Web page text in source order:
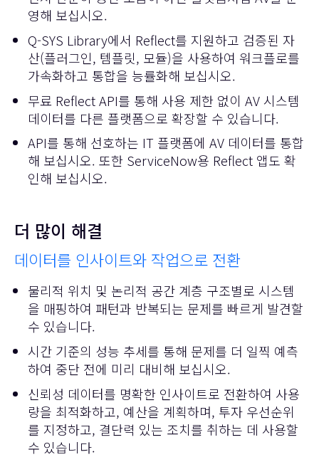
영해 보십시오.
Q-SYS Library에서 Reflect를 지원하고 검증된 자
산(플러그인, 템플릿, 모듈)을 사용하여 워크플로를
가속화하고 통합을 능률화해 보십시오.
무료 Reflect API를 통해 사용 제한 없이 AV 시스템
데이터를 다른 플랫폼으로 확장할 수 있습니다.
API를 통해 선호하는 IT 플랫폼에 AV 데이터를 통합
해 보십시오. 또한 ServiceNow용 Reflect 앱도 확
인해 보십시오.
더 많이 해결
데이터를 인사이트와 작업으로 전환
물리적 위치 및 논리적 공간 계층 구조별로 시스템
을 매핑하여 패턴과 반복되는 문제를 빠르게 발견할
수 있습니다.
시간 기준의 성능 추세를 통해 문제를 더 일찍 예측
하여 중단 전에 미리 대비해 보십시오.
신뢰성 데이터를 명확한 인사이트로 전환하여 사용
량을 최적화하고, 예산을 계획하며, 투자 우선순위
를 지정하고, 결단력 있는 조치를 취하는 데 사용할
수 있습니다.